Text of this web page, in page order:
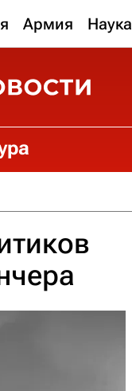
Армия Наука